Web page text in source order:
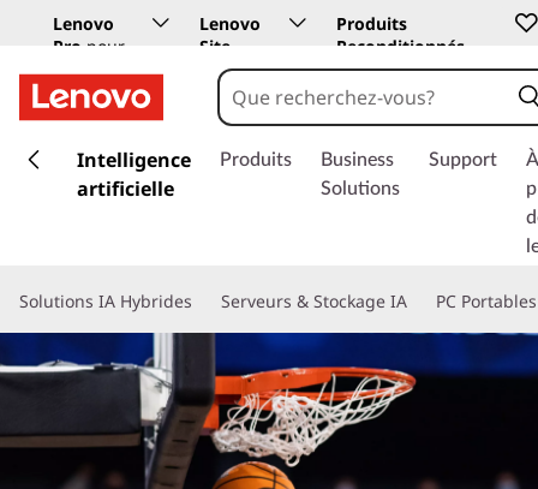
Lenovo
Pro pour
les
entreprises
Lenovo
Site
Education
Produits
Reconditionnés
a
a
o
e
Intelligence
artificielle
Produits
Business
Solutions
Support
À
Solutions IA Hybrides Serveurs & Stockage IA PC